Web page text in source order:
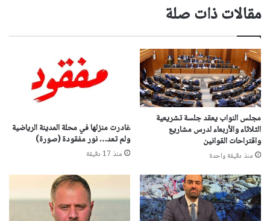
مقالات ذات صلة
مجلس النواب يعقد جلسة تشريعية
الثلاثاء والأربعاء لدرس مشاريع
واقتراحات القوانين
منذ دقيقة واحدة
غادرت منزلها في محلة المدينة الرياضية
ولم تعد… نور مفقودة (صورة)
منذ 17 دقيقة